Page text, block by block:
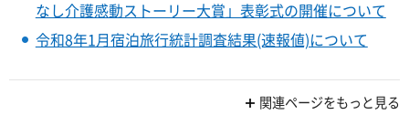
なし介護感動ストーリー大賞」表彰式の開催について
令和8年1月宿泊旅行統計調査結果(速報値)について
関連ページをもっと見る